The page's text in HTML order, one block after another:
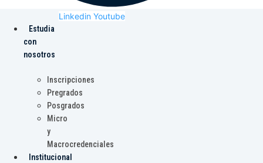
Linkedin Youtube
Estudia
con
nosotros
Inscripciones
Pregrados
Posgrados
Micro
y
Macrocredenciales
Institucional